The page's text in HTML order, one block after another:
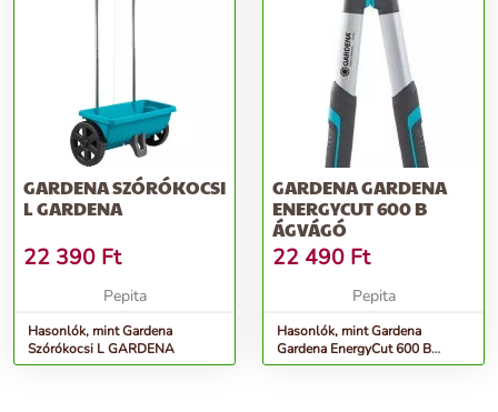
GARDENA SZÓRÓKOCSI
L GARDENA
22 390 Ft
Pepita
Hasonlók, mint Gardena
Szórókocsi L GARDENA
GARDENA GARDENA
ENERGYCUT 600 B
ÁGVÁGÓ
22 490 Ft
Pepita
Hasonlók, mint Gardena
Gardena EnergyCut 600 B
Ágvágó